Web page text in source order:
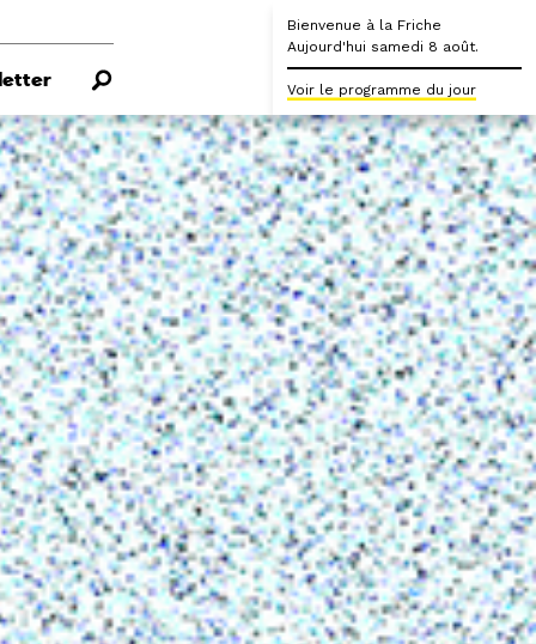
Bienvenue à la Friche
Aujourd'hui samedi 8 août.
Voir le programme du jour